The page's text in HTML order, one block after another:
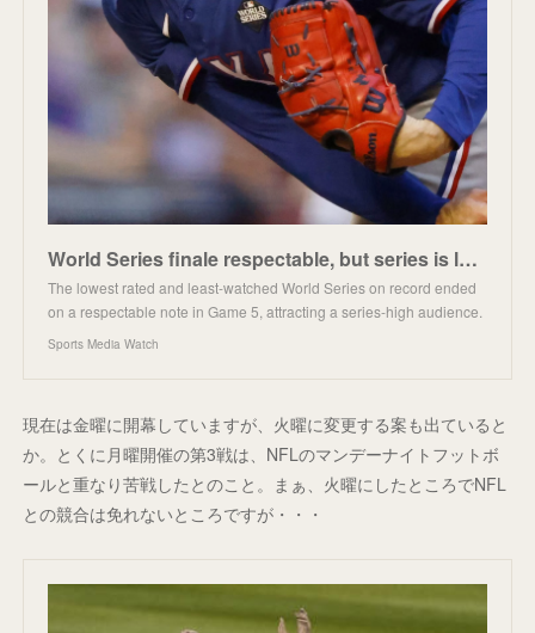
World Series finale respectable, but series is least-watched ever
The lowest rated and least-watched World Series on record ended
on a respectable note in Game 5, attracting a series-high audience.
Sports Media Watch
現在は金曜に開幕していますが、火曜に変更する案も出ていると
か。とくに月曜開催の第3戦は、NFLのマンデーナイトフットボ
ールと重なり苦戦したとのこと。まぁ、火曜にしたところでNFL
との競合は免れないところですが・・・